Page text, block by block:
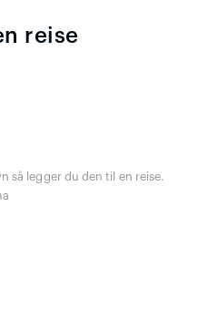
reise
så legger du den til en reise.